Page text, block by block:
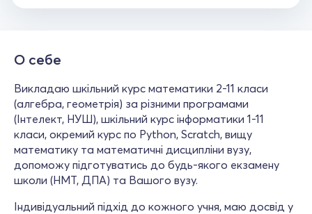
О себе
Викладаю шкільний курс математики 2-11 класи
(алгебра, геометрія) за різними програмами
(Інтелект, НУШ), шкільний курс інформатики 1-11
класи, окремий курс по Python, Scratch, вищу
математику та математичні дисципліни вузу,
допоможу підготуватись до будь-якого екзамену
школи (НМТ, ДПА) та Вашого вузу.
Індивідуальний підхід до кожного учня, маю досвід у